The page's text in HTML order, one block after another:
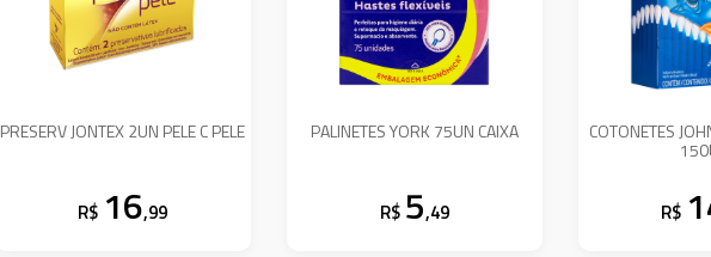
PRESERV JONTEX 2UN PELE C PELE
R$ 16,99
PALINETES YORK 75UN CAIXA
R$ 5,49
COTONETES
R$